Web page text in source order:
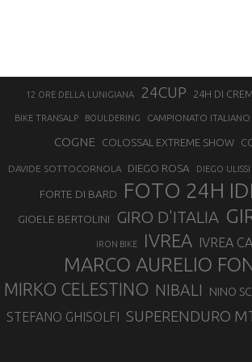
12 ORE DELLA LUNIGIANA 24CUP 24H DI
BIKE TRANSALP BOULDERING CAMPIONATO
COGNE COLOSSAL EXTREME SHOW
DAVIDE SOTTOCORNOLA DIEGO ROSA DIEGO ULISSI
FORTE DI BARD FOTO 24H
GIOELE BERTOLINI GIRO D'ITALIA
IRON BIKE IVREA IVREA
MARCO AURELIO
MIRKO CELESTINO NIBALI NINO
STEFANO GHISOLFI SUPERENDURO